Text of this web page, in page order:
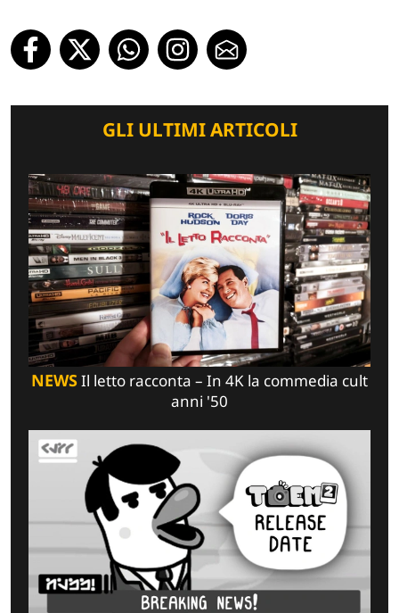
GLI ULTIMI ARTICOLI
NEWSIl letto racconta – In 4K la commedia cult
anni '50